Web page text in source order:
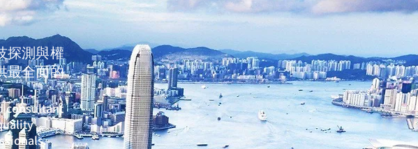
探測與權
最全面的
consultant